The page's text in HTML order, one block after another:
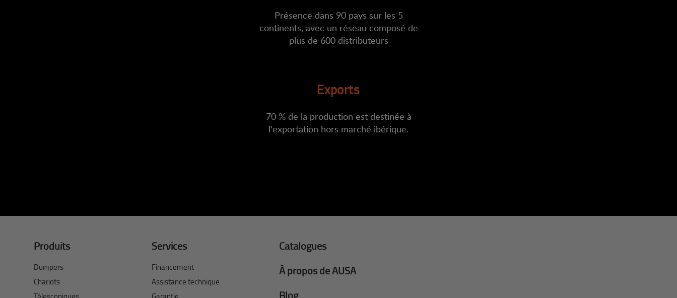
Présence dans 90 pays sur les 5
continents, avec un réseau composé de
plus de 600 distributeurs
Exports
70 % de la production est destinée à
l'exportation hors marché ibérique.
Produits
Dumpers
Chariots
Services
Financement
Assistance technique
Catalogues
À propos de AUSA
Blog